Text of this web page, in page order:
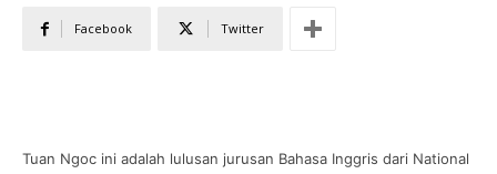
Facebook Twitter
Tuan Ngoc ini adalah lulusan jurusan Bahasa Inggris dari National